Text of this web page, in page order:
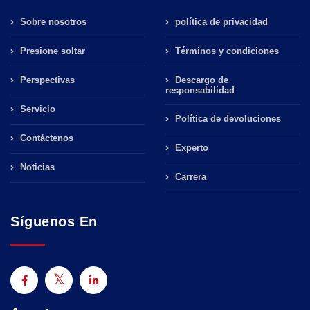
Sobre nosotros
Presione soltar
Perspectivas
Servicio
Contáctenos
Noticias
política de privacidad
Términos y condiciones
Descargo de
responsabilidad
Política de devoluciones
Experto
Carrera
Síguenos En